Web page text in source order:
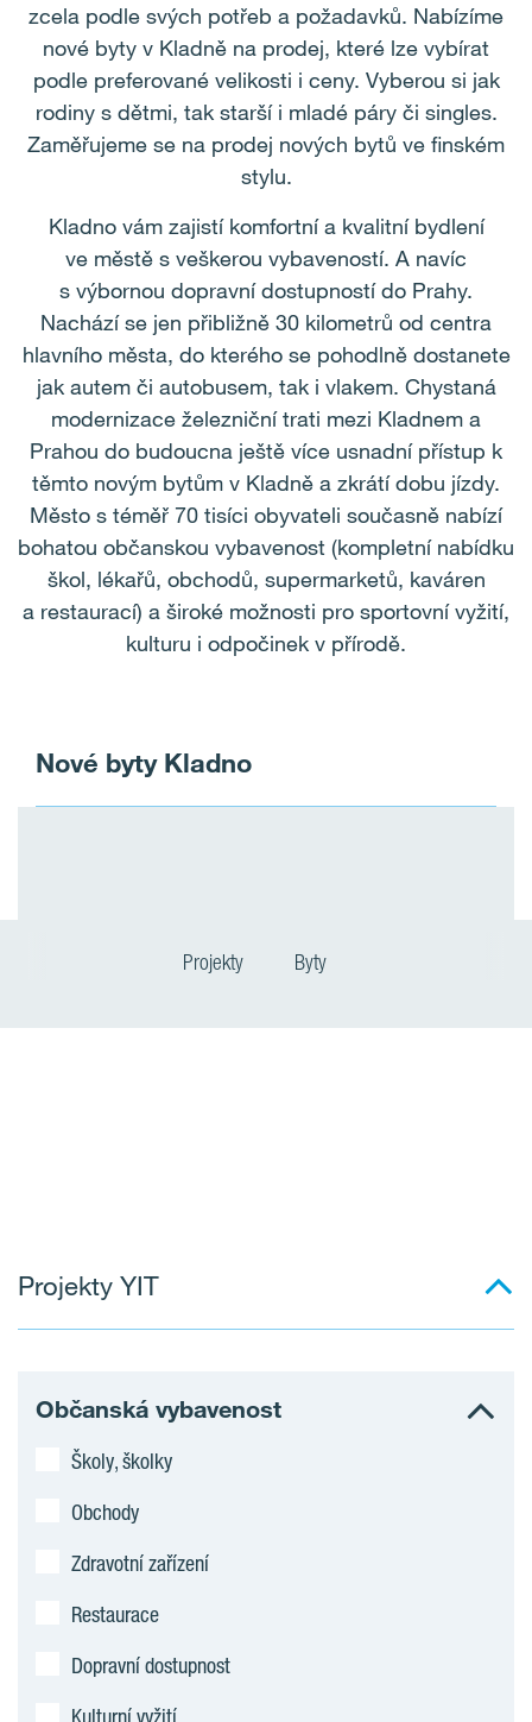
zcela podle svých potřeb a požadavků. Nabízíme
nové byty v Kladně na prodej, které lze vybírat
podle preferované velikosti i ceny. Vyberou si jak
rodiny s dětmi, tak starší i mladé páry či singles.
Zaměřujeme se na prodej nových bytů ve finském
stylu.
Kladno vám zajistí komfortní a kvalitní bydlení
ve městě s veškerou vybaveností. A navíc
s výbornou dopravní dostupností do Prahy.
Nachází se jen přibližně 30 kilometrů od centra
hlavního města, do kterého se pohodlně dostanete
jak autem či autobusem, tak i vlakem. Chystaná
modernizace železniční trati mezi Kladnem a
Prahou do budoucna ještě více usnadní přístup k
těmto novým bytům v Kladně a zkrátí dobu jízdy.
Město s téměř 70 tisíci obyvateli současně nabízí
bohatou občanskou vybavenost (kompletní nabídku
škol, lékařů, obchodů, supermarketů, kaváren
a restaurací) a široké možnosti pro sportovní vyžití,
kulturu i odpočinek v přírodě.
Nové byty Kladno
Projekty Byty
Projekty YIT
Občanská vybavenost
Školy, školky
Obchody
Zdravotní zařízení
Restaurace
Dopravní dostupnost
Kulturní vyžití